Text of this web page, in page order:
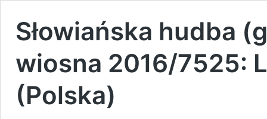
Słowiańska hudba
wiosna 2016/7525:
(Polska)